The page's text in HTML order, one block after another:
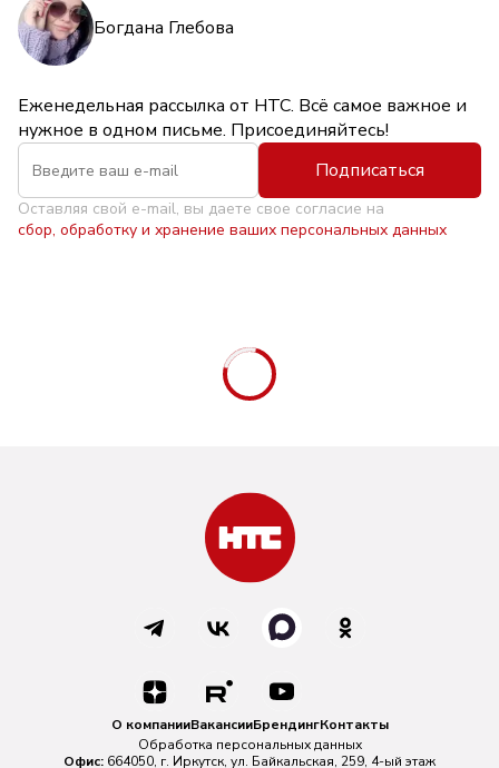
Богдана Глебова
Еженедельная рассылка от НТС. Всё самое важное и
нужное в одном письме. Присоединяйтесь!
Подписаться
Оставляя свой e-mail, вы даете свое согласие на
сбор, обработку и хранение ваших персональных данных
О компанииВакансииБрендингКонтакты
Обработка персональных данных
Офис: 664050, г. Иркутск, ул. Байкальская, 259, 4-ый этаж